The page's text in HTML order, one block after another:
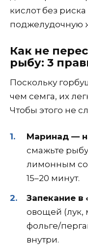
кислот без
поджелудочную
Как не
рыбу: 3
Поскольку
чем семга, их
Чтобы этого не
Маринад —
смажьте
лимонным
15–20 минут.
Запекание в
овощей (лук,
фольге/
внутри.